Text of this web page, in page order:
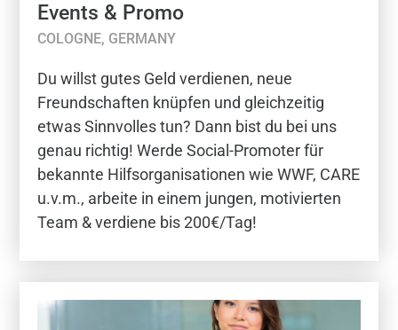
Events & Promo
COLOGNE, GERMANY
Du willst gutes Geld verdienen, neue
Freundschaften knüpfen und gleichzeitig
etwas Sinnvolles tun? Dann bist du bei uns
genau richtig! Werde Social-Promoter für
bekannte Hilfsorganisationen wie WWF, CARE
u.v.m., arbeite in einem jungen, motivierten
Team & verdiene bis 200€/Tag!